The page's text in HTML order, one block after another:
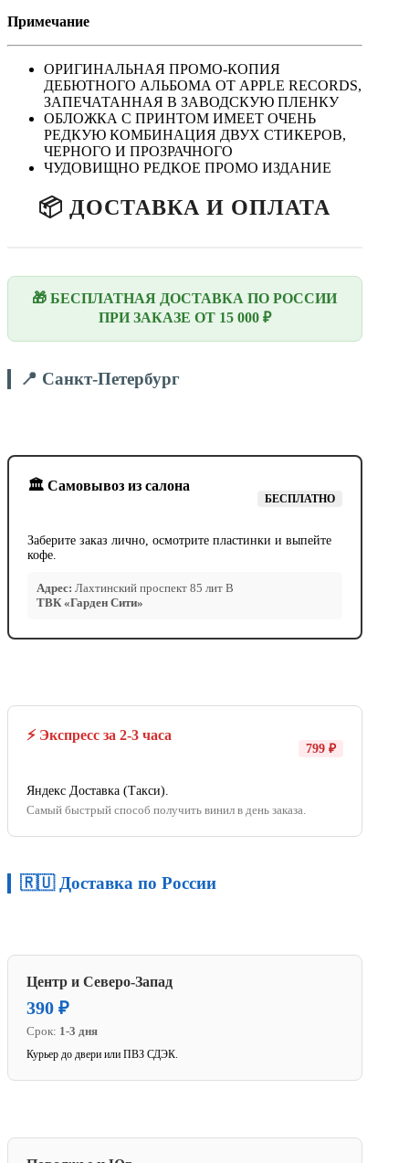
Примечание
ОРИГИНАЛЬНАЯ ПРОМО-КОПИЯ
ДЕБЮТНОГО АЛЬБОМА ОТ APPLE RECORDS,
ЗАПЕЧАТАННАЯ В ЗАВОДСКУЮ ПЛЕНКУ
ОБЛОЖКА С ПРИНТОМ ИМЕЕТ ОЧЕНЬ
РЕДКУЮ КОМБИНАЦИЯ ДВУХ СТИКЕРОВ,
ЧЕРНОГО И ПРОЗРАЧНОГО
ЧУДОВИЩНО РЕДКОЕ ПРОМО ИЗДАНИЕ
📦 ДОСТАВКА И ОПЛАТА
🎁 БЕСПЛАТНАЯ ДОСТАВКА ПО РОССИИ
ПРИ ЗАКАЗЕ ОТ 15 000 ₽
📍 Санкт-Петербург
🏛️ Самовывоз из салона
БЕСПЛАТНО
Заберите заказ лично, осмотрите пластинки и выпейте
кофе.
Адрес: Лахтинский проспект 85 лит В
ТВК «Гарден Сити»
⚡ Экспресс за 2-3 часа
799 ₽
Яндекс Доставка (Такси).
Самый быстрый способ получить винил в день заказа.
🇷🇺 Доставка по России
Центр и Северо-Запад
390 ₽
Срок: 1-3 дня
Курьер до двери или ПВЗ СДЭК.